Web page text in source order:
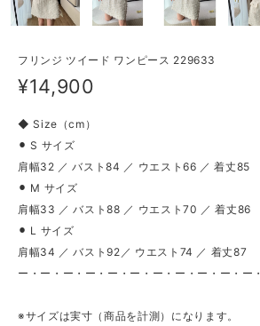
フリンジ ツイード ワンピース 229633
¥14,900
◆ Size（cm）
⚫︎ S サイズ
肩幅32 ／ バスト84 ／ ウエスト66 ／ 着丈85
⚫︎ M サイズ
肩幅33 ／ バスト88 ／ ウエスト70 ／ 着丈86
⚫︎ L サイズ
肩幅34 ／ バスト92／ ウエスト74 ／ 着丈87
ー・ー・ー・ー・ー・ー・ー・ー・ー・ー・ー・
※サイズは実寸（商品を計測）になります。